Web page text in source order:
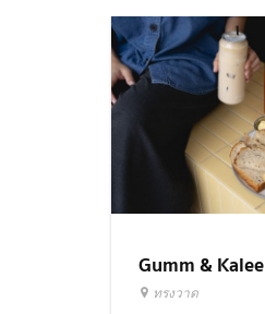
Gumm & Kalee
ทรงวาด